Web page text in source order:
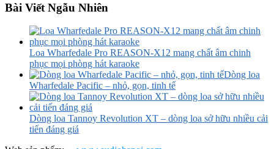
Bài Viết Ngẫu Nhiên
Loa Wharfedale Pro REASON-X12 mang chất âm chinh
phục mọi phòng hát karaoke
Dòng loa
Wharfedale Pacific – nhỏ, gọn, tinh tế
Dòng loa Tannoy Revolution XT – dòng loa sở hữu nhiều cải
tiến đáng giá